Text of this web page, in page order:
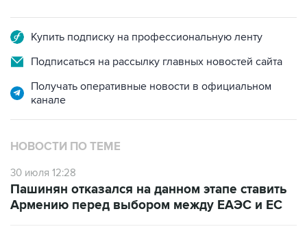
Купить подписку на профессиональную ленту
Подписаться на рассылку главных новостей сайта
Получать оперативные новости в официальном
канале
НОВОСТИ ПО ТЕМЕ
30 июля 12:28
Пашинян отказался на данном этапе ставить
Армению перед выбором между ЕАЭС и ЕС